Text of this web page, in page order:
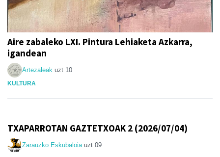
Aire zabaleko LXI. Pintura Lehiaketa Azkarra,
igandean
Artezaleak uzt 10
KULTURA
TXAPARROTAN GAZTETXOAK 2 (2026/07/04)
Zarauzko Eskubaloia uzt 09